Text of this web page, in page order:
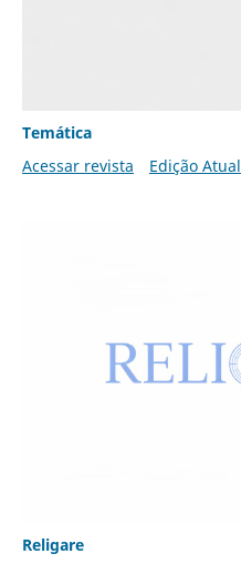
Temática
Acessar revista
Edição Atual
Religare